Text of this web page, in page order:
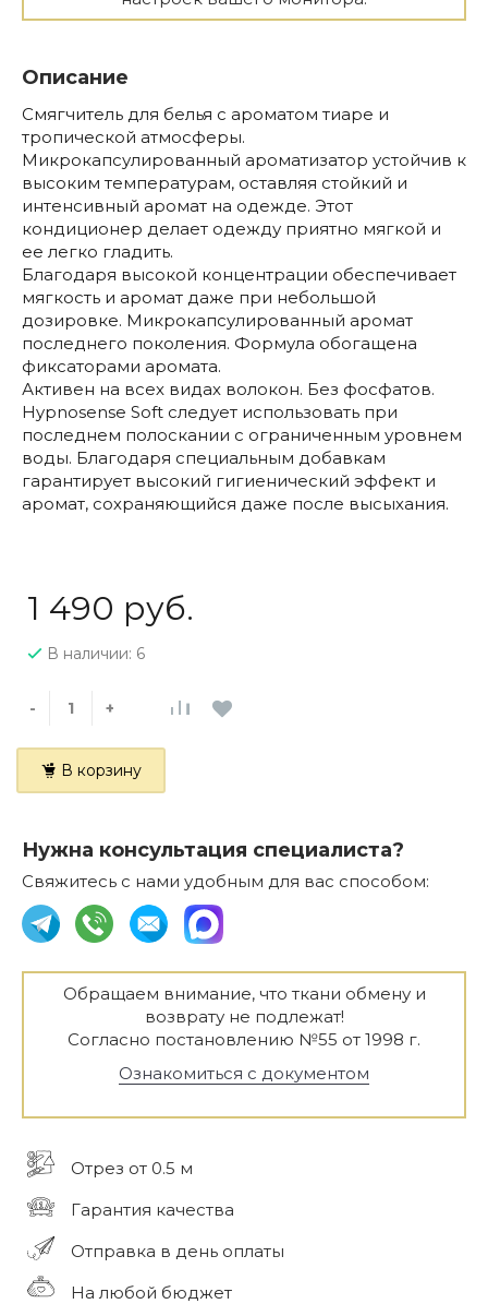
Описание
Смягчитель для белья с ароматом тиаре и
тропической атмосферы.
Микрокапсулированный ароматизатор устойчив к
высоким температурам, оставляя стойкий и
интенсивный аромат на одежде. Этот
кондиционер делает одежду приятно мягкой и
ее легко гладить.
Благодаря высокой концентрации обеспечивает
мягкость и аромат даже при небольшой
дозировке. Микрокапсулированный аромат
последнего поколения. Формула обогащена
фиксаторами аромата.
Активен на всех видах волокон. Без фосфатов.
Hypnosense Soft следует использовать при
последнем полоскании с ограниченным уровнем
воды. Благодаря специальным добавкам
гарантирует высокий гигиенический эффект и
аромат, сохраняющийся даже после высыхания.
1 490 руб.
В наличии: 6
- +
В корзину
Нужна консультация специалиста?
Свяжитесь с нами удобным для вас способом:
Обращаем внимание, что ткани обмену и
возврату не подлежат!
Согласно постановлению №55 от 1998 г.
Ознакомиться с документом
Отрез от 0.5 м
Гарантия качества
Отправка в день оплаты
На любой бюджет